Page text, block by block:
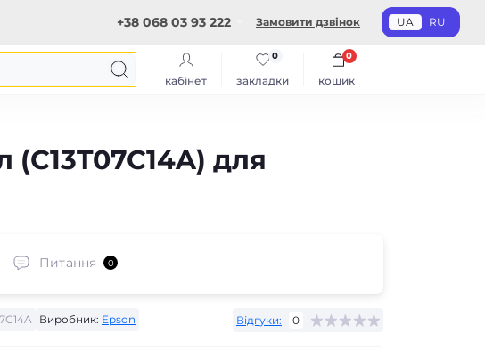
+38 068 03 93 222 Замовити дзвінок UA RU
кабінет закладки
0
кошик
0
для
Питання 0
Виробник: Epson Відгуки: 0